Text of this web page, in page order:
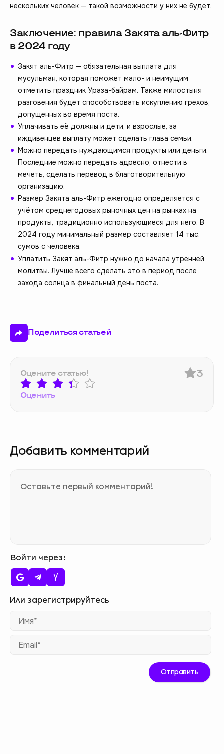
нескольких человек — такой возможности у них не будет.
Заключение: правила Закята аль-Фитр
в 2024 году
Закят аль-Фитр — обязательная выплата для
мусульман, которая поможет мало- и неимущим
отметить праздник Ураза-байрам. Также милостыня
разговения будет способствовать искуплению грехов,
допущенных во время поста.
Уплачивать её должны и дети, и взрослые, за
иждивенцев выплату может сделать глава семьи.
Можно передать нуждающимся продукты или деньги.
Последние можно передать адресно, отнести в
мечеть, сделать перевод в благотворительную
организацию.
Размер Закята аль-Фитр ежегодно определяется с
учётом среднегодовых рыночных цен на рынках на
продукты, традиционно использующиеся для него. В
2024 году минимальный размер составляет 14 тыс.
сумов с человека.
Уплатить Закят аль-Фитр нужно до начала утренней
молитвы. Лучше всего сделать это в период после
захода солнца в финальный день поста.
Поделиться статьей
Оцените статью!
Оценить
3
Добавить комментарий
Войти через